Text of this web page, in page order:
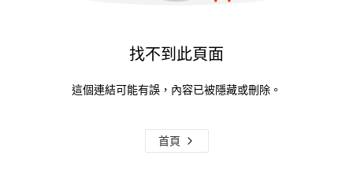
找不到此頁面
這個連結可能有誤，內容已被隱藏或刪除。
首頁